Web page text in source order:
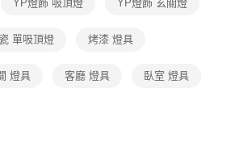
先享後付」後，將跳轉至「AFTEE先享後付」
收到繳費通知簡訊。
天內，點擊此簡訊中的連結，可透過四大超商／
下不需立刻繳費，但若您需要取消訂單，請聯絡
先享後付 」之結帳頁面顯示為準，若有關於
YP燈飾 吸頂燈 YP燈飾 玄關燈
單吸頂燈 烤漆 燈具
燈具 客廳 燈具 臥室 燈具